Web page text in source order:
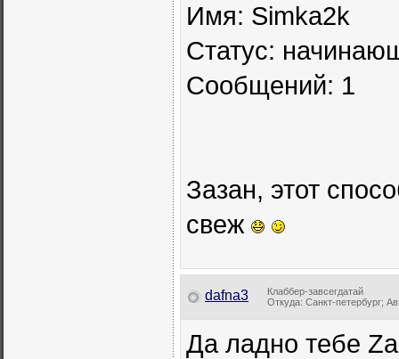
Имя: Simka2k
Статус:
Сообщений: 1
Зазан, этот
свеж
dafna3
Клаббер-завсегдатай
Откуда: Санкт-петербург;
Да ладно тебе